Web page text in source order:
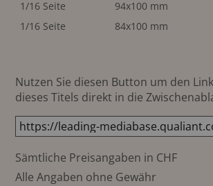
1/16 Seite
94x100 mm
1/16 Seite
84x100 mm
Nutzen Sie diesen Button um den
dieses Titels direkt in die
Sämtliche Preisangaben in CHF
Alle Angaben ohne Gewähr